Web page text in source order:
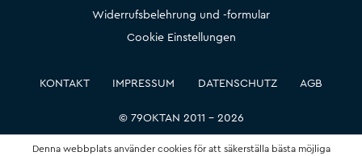
Widerrufsbelehrung und -formular
Cookie Einstellungen
© 79OKTAN 2011 – 2026
KONTAKT IMPRESSUM DATENSCHUTZ AGB
Denna webbplats använder cookies för att säkerställa bästa möjliga